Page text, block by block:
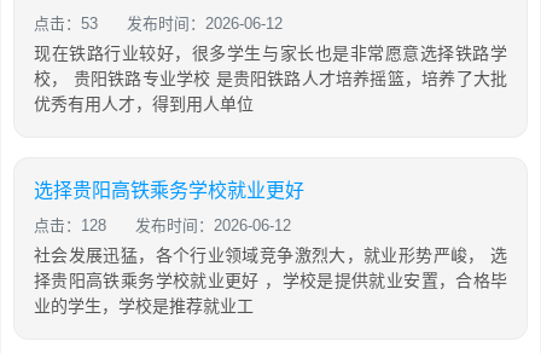
点击：53 发布时间：2026-06-12
现在铁路行业较好，很多学生与家长也是非常愿意选择铁路学
校， 贵阳铁路专业学校 是贵阳铁路人才培养摇篮，培养了大批
优秀有用人才，得到用人单位
选择贵阳高铁乘务学校就业更好
点击：128 发布时间：2026-06-12
社会发展迅猛，各个行业领域竞争激烈大，就业形势严峻， 选
择贵阳高铁乘务学校就业更好 ，学校是提供就业安置，合格毕
业的学生，学校是推荐就业工